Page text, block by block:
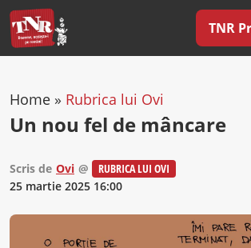
TNR
Home » Rubrica lui Ovi
Un nou fel de mâncare
Scris de Ovi @
RUBRICA LUI OVI
25 martie 2025 16:00